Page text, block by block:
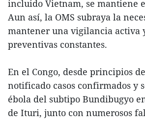
incluido Vietnam, se mantiene
Aun así, la OMS subraya la
mantener una vigilancia activa
preventivas constantes.
En el Congo, desde principios
notificado casos confirmados y
ébola del subtipo Bundibugyo
de Ituri, junto con numerosos